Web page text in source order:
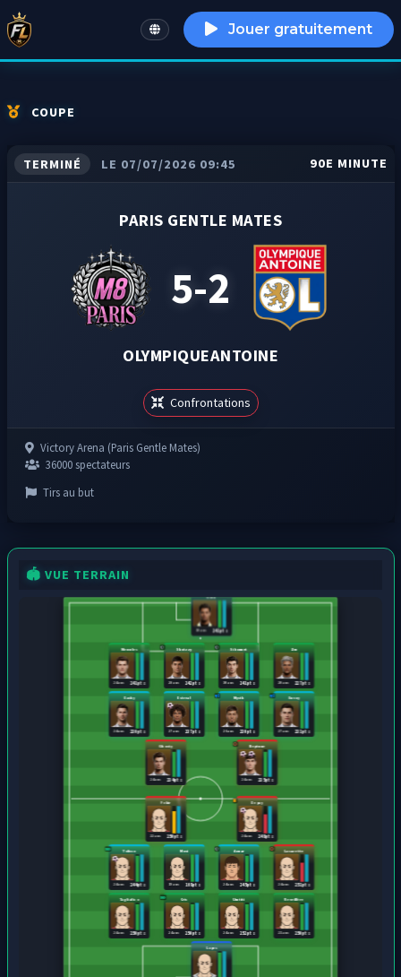
English Jouer gratuitement
COUPE
TERMINÉ LE 07/07/2026 09:45 90E MINUTE
PARIS GENTLE MATES
5-2
OLYMPIQUEANTOINE
Confrontations
Victory Arena (Paris Gentle Mates)
36000 spectateurs
Tirs au but
🏟️ VUE TERRAIN
241 pts
19 ans
Mercules
241 pts
24 ans
Shotzzy
242 pts
28 ans
Sibounet
241 pts
30 ans
Ziru
227 pts
20 ans
Dashy
230 pts
24 ans
Estreal
237 pts
27 ans
Mystk
230 pts
26 ans
Envoy
231 pts
27 ans
Ghosty
234 pts
24 ans
Neptune
235 pts
24 ans
Lopes
Tagliafico
250 pts
24 ans
Cris
250 pts
24 ans
Umtiti
252 pts
24 ans
Reveillère
250 pts
21 ans
Tolisso
244 pts
24 ans
Movi
168 pts
19 ans
Aouar
245 pts
24 ans
Lacazette
251 pts
24 ans
Fekir
250 pts
22 ans
Depay
248 pts
24 ans